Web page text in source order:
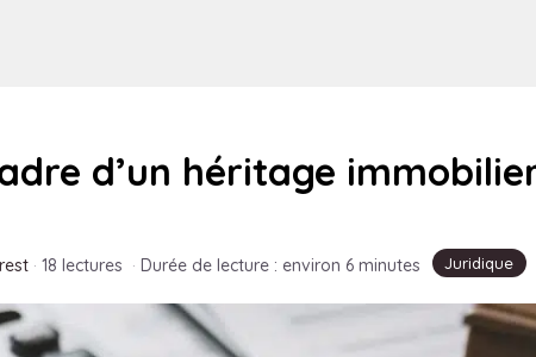
Juridique
d’un héritage
· 18 lectures · Durée de lecture : environ 6 minutes